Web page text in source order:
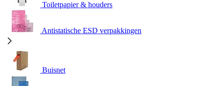
Toiletpapier & houders
Antistatische ESD verpakkingen
Buisnet